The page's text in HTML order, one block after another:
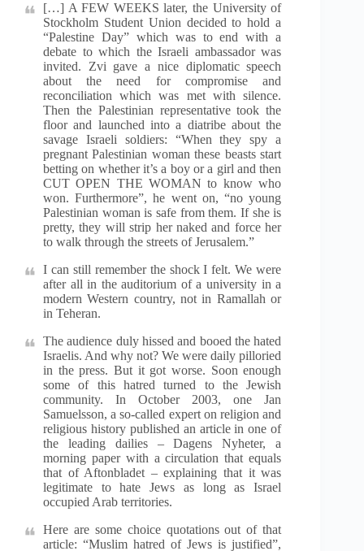
[…] A FEW WEEKS later, the University of
Stockholm Student Union decided to hold a
“Palestine Day” which was to end with a
debate to which the Israeli ambassador was
invited. Zvi gave a nice diplomatic speech
about the need for compromise and
reconciliation which was met with silence.
Then the Palestinian representative took the
floor and launched into a diatribe about the
savage Israeli soldiers: “When they spy a
pregnant Palestinian woman these beasts start
betting on whether it’s a boy or a girl and then
CUT OPEN THE WOMAN to know who
won. Furthermore”, he went on, “no young
Palestinian woman is safe from them. If she is
pretty, they will strip her naked and force her
to walk through the streets of Jerusalem.”
I can still remember the shock I felt. We were
after all in the auditorium of a university in a
modern Western country, not in Ramallah or
in Teheran.
The audience duly hissed and booed the hated
Israelis. And why not? We were daily pilloried
in the press. But it got worse. Soon enough
some of this hatred turned to the Jewish
community. In October 2003, one Jan
Samuelsson, a so-called expert on religion and
religious history published an article in one of
the leading dailies – Dagens Nyheter, a
morning paper with a circulation that equals
that of Aftonbladet – explaining that it was
legitimate to hate Jews as long as Israel
occupied Arab territories.
Here are some choice quotations out of that
article: “Muslim hatred of Jews is justified”,